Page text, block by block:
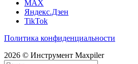
MAX
Яндекс.Дзен
TikTok
Политика конфиденциальности
2026 © Инструмент Maxpiler